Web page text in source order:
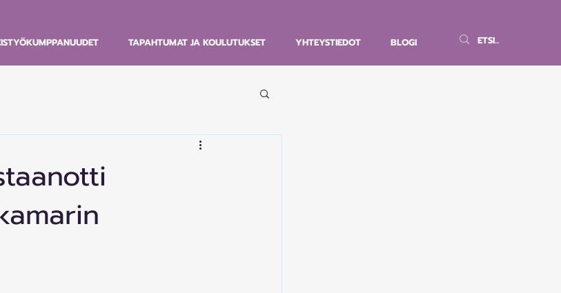
TAPAHTUMAT JA KOULUTUKSET YHTEYSTIEDOT BLOGI